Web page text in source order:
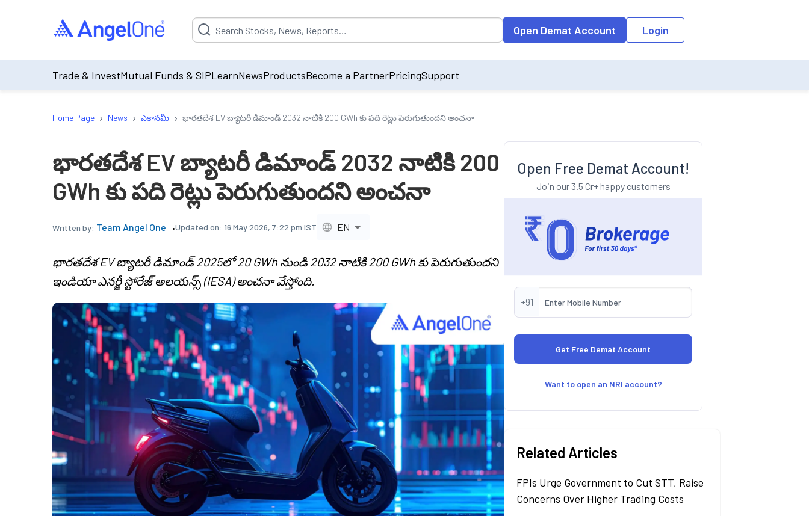
Suggestion will be populated by default on accessing the input field. On entering data into the input field, the suggestion list will be updated as per the
Open Demat Account Login
Trade & InvestMutual Funds & SIPLearnNewsProductsBecome a PartnerPricingSupport
Home Page › News › ఎకానమీ › భారతదేశ EV బ్యాటరీ డిమాండ్ 2032 నాటికి 200 GWh కు పది రెట్లు పెరుగుతుందని అంచనా
భారతదేశ EV బ్యాటరీ డిమాండ్ 2032 నాటికి 200
GWh కు పది రెట్లు పెరుగుతుందని అంచనా
Written by: Team Angel One Updated on: 16 May 2026, 7:22 pm IST EN
భారతదేశ EV బ్యాటరీ డిమాండ్ 2025లో 20 GWh నుండి 2032 నాటికి 200 GWh కు పెరుగుతుందని
ఇండియా ఎనర్జీ స్టోరేజ్ అలయన్స్ (IESA) అంచనా వేస్తోంది.
Open Free Demat Account!
Join our 3.5 Cr+ happy customers
+91
Want to open an NRI account?
Related Articles
FPIs Urge Government to Cut STT, Raise
Concerns Over Higher Trading Costs